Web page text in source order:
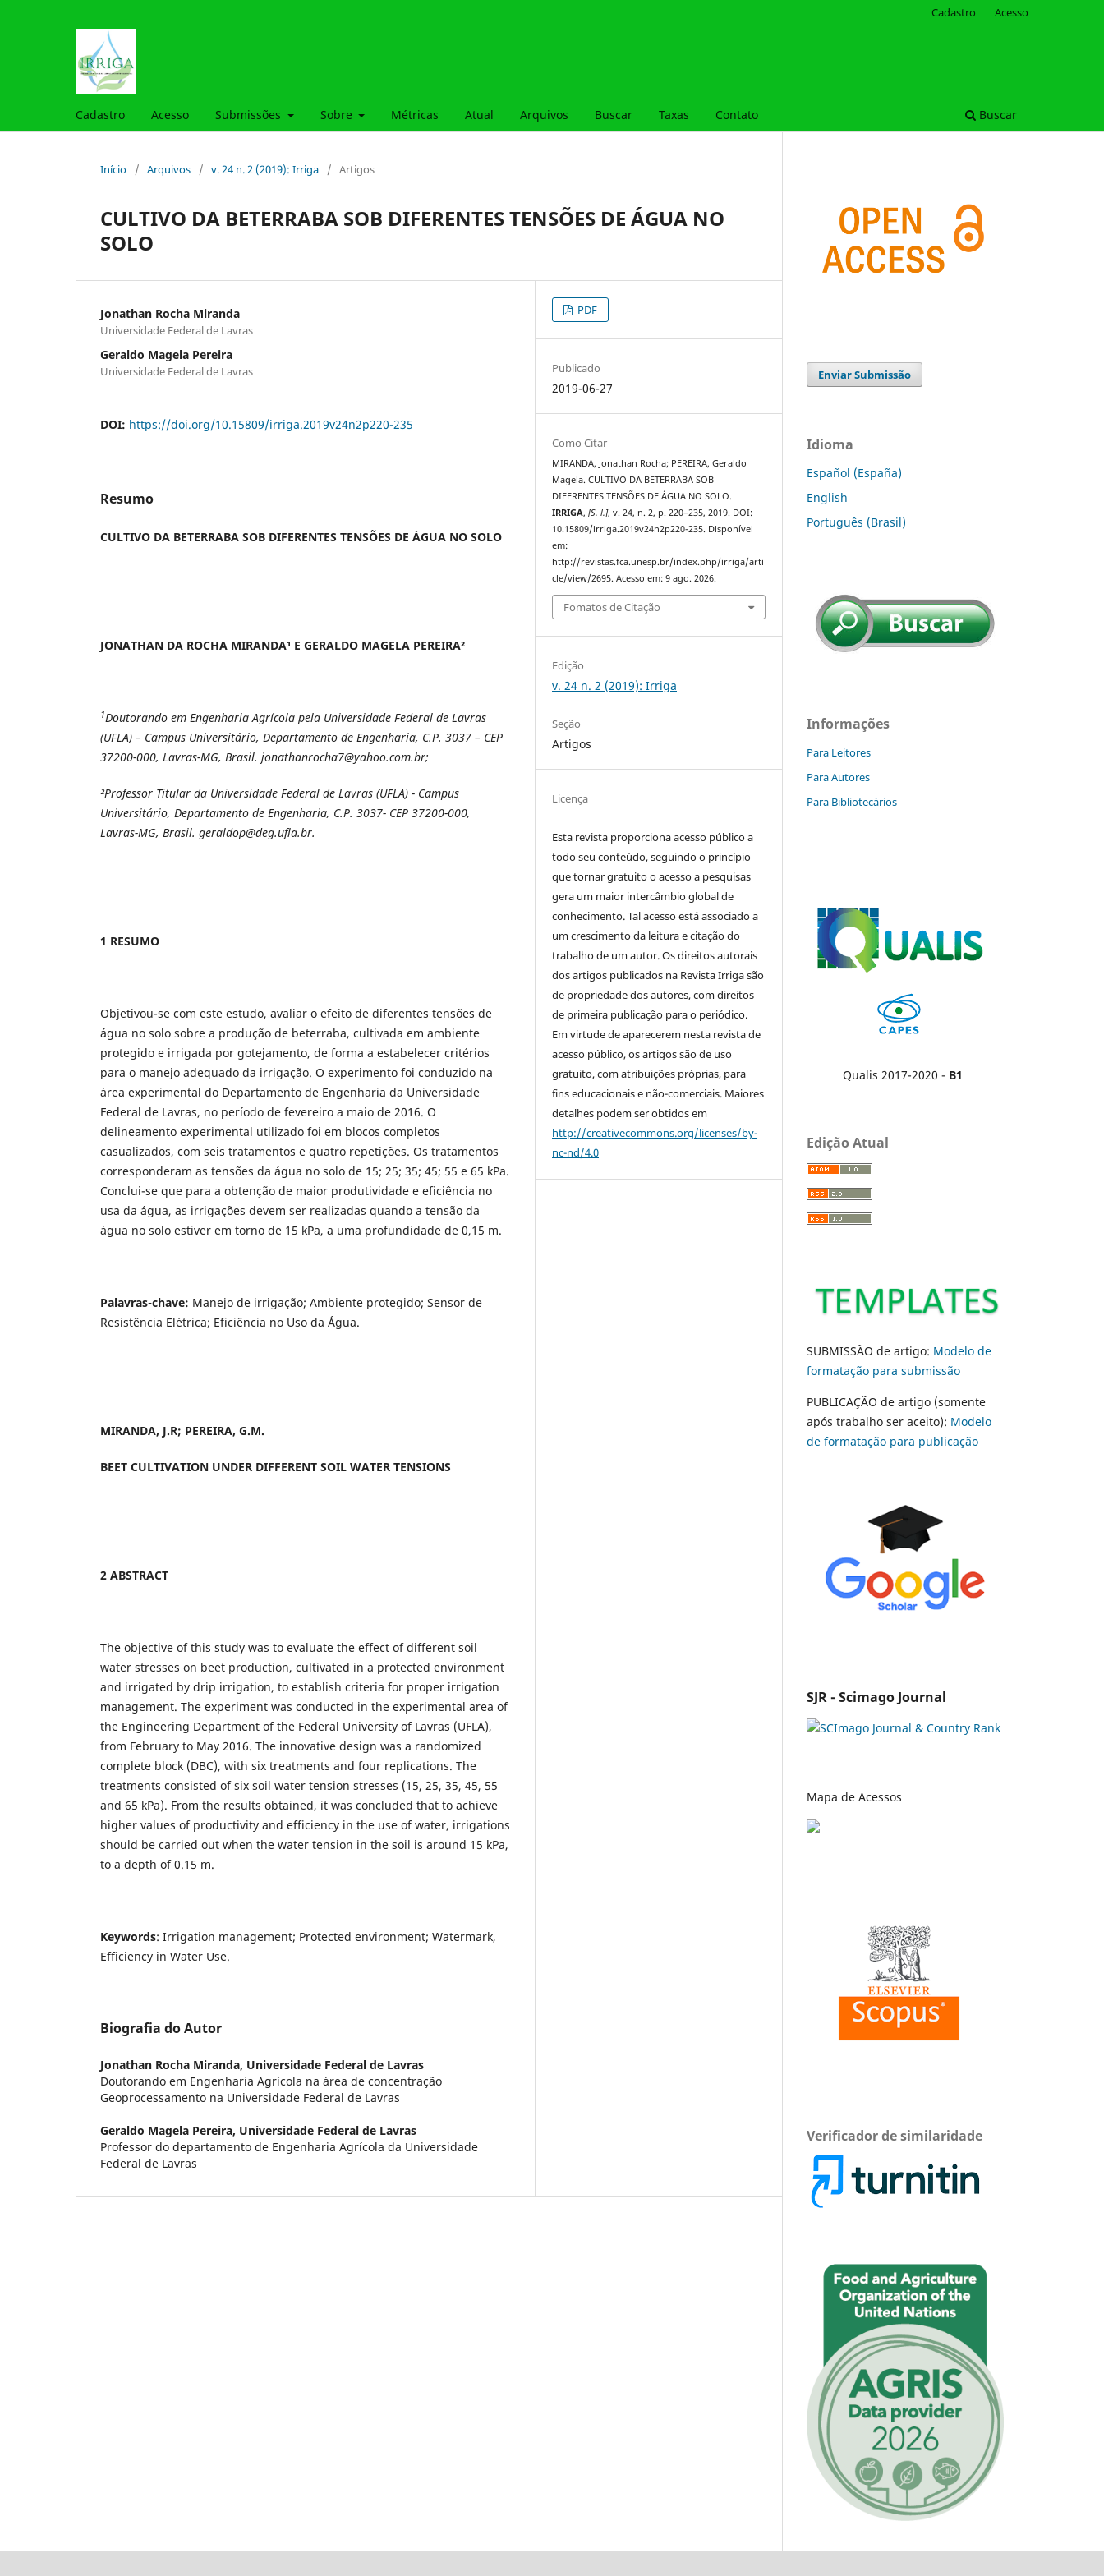
Cadastro Acesso Submissões Sobre Métricas Atual Arquivos Buscar Taxas Contato Buscar
Cadastro Acesso
Início / Arquivos / v. 24 n. 2 (2019): Irriga / Artigos
CULTIVO DA BETERRABA SOB DIFERENTES TENSÕES DE ÁGUA NO
SOLO
Jonathan Rocha Miranda
Universidade Federal de Lavras
Geraldo Magela Pereira
Universidade Federal de Lavras
DOI: https://doi.org/10.15809/irriga.2019v24n2p220-235
Resumo
CULTIVO DA BETERRABA SOB DIFERENTES TENSÕES DE ÁGUA NO SOLO
JONATHAN DA ROCHA MIRANDA¹ E GERALDO MAGELA PEREIRA²
1Doutorando em Engenharia Agrícola pela Universidade Federal de Lavras
(UFLA) – Campus Universitário, Departamento de Engenharia, C.P. 3037 – CEP
37200-000, Lavras-MG, Brasil. jonathanrocha7@yahoo.com.br;
²Professor Titular da Universidade Federal de Lavras (UFLA) - Campus
Universitário, Departamento de Engenharia, C.P. 3037- CEP 37200-000,
Lavras-MG, Brasil. geraldop@deg.ufla.br.
1 RESUMO
Objetivou-se com este estudo, avaliar o efeito de diferentes tensões de
água no solo sobre a produção de beterraba, cultivada em ambiente
protegido e irrigada por gotejamento, de forma a estabelecer critérios
para o manejo adequado da irrigação. O experimento foi conduzido na
área experimental do Departamento de Engenharia da Universidade
Federal de Lavras, no período de fevereiro a maio de 2016. O
delineamento experimental utilizado foi em blocos completos
casualizados, com seis tratamentos e quatro repetições. Os tratamentos
corresponderam as tensões da água no solo de 15; 25; 35; 45; 55 e 65 kPa.
Conclui-se que para a obtenção de maior produtividade e eficiência no
usa da água, as irrigações devem ser realizadas quando a tensão da
água no solo estiver em torno de 15 kPa, a uma profundidade de 0,15 m.
Palavras-chave: Manejo de irrigação; Ambiente protegido; Sensor de
Resistência Elétrica; Eficiência no Uso da Água.
MIRANDA, J.R; PEREIRA, G.M.
BEET CULTIVATION UNDER DIFFERENT SOIL WATER TENSIONS
2 ABSTRACT
The objective of this study was to evaluate the effect of different soil
water stresses on beet production, cultivated in a protected environment
and irrigated by drip irrigation, to establish criteria for proper irrigation
management. The experiment was conducted in the experimental area of
the Engineering Department of the Federal University of Lavras (UFLA),
from February to May 2016. The innovative design was a randomized
complete block (DBC), with six treatments and four replications. The
treatments consisted of six soil water tension stresses (15, 25, 35, 45, 55
and 65 kPa). From the results obtained, it was concluded that to achieve
higher values of productivity and efficiency in the use of water, irrigations
should be carried out when the water tension in the soil is around 15 kPa,
to a depth of 0.15 m.
Keywords: Irrigation management; Protected environment; Watermark,
Efficiency in Water Use.
Biografia do Autor
Jonathan Rocha Miranda, Universidade Federal de Lavras
Doutorando em Engenharia Agrícola na área de concentração
Geoprocessamento na Universidade Federal de Lavras
Geraldo Magela Pereira, Universidade Federal de Lavras
Professor do departamento de Engenharia Agrícola da Universidade
Federal de Lavras
PDF
Publicado
2019-06-27
Como Citar
MIRANDA, Jonathan Rocha; PEREIRA, Geraldo
Magela. CULTIVO DA BETERRABA SOB
DIFERENTES TENSÕES DE ÁGUA NO SOLO.
IRRIGA,[S. l.], v. 24, n. 2, p. 220–235, 2019. DOI:
10.15809/irriga.2019v24n2p220-235. Disponível
em:
http://revistas.fca.unesp.br/index.php/irriga/arti
cle/view/2695. Acesso em: 9 ago. 2026.
Fomatos de Citação
Edição
v. 24 n. 2 (2019): Irriga
Seção
Artigos
Licença
Esta revista proporciona acesso público a
todo seu conteúdo, seguindo o princípio
que tornar gratuito o acesso a pesquisas
gera um maior intercâmbio global de
conhecimento. Tal acesso está associado a
um crescimento da leitura e citação do
trabalho de um autor. Os direitos autorais
dos artigos publicados na Revista Irriga são
de propriedade dos autores, com direitos
de primeira publicação para o periódico.
Em virtude de aparecerem nesta revista de
acesso público, os artigos são de uso
gratuito, com atribuições próprias, para
fins educacionais e não-comerciais. Maiores
detalhes podem ser obtidos em
http://creativecommons.org/licenses/by-
nc-nd/4.0
Enviar Submissão
Idioma
Español (España)
English
Português (Brasil)
Informações
Para Leitores
Para Autores
Para Bibliotecários
Qualis 2017-2020 - B1
Edição Atual
SUBMISSÃO de artigo: Modelo de
formatação para submissão
PUBLICAÇÃO de artigo (somente
após trabalho ser aceito): Modelo
de formatação para publicação
SJR - Scimago Journal
Mapa de Acessos
Verificador de similaridade